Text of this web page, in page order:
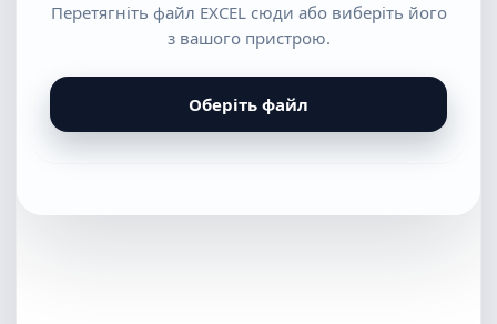
Перетягніть файл EXCEL сюди або виберіть його
з вашого пристрою.
Оберіть файл